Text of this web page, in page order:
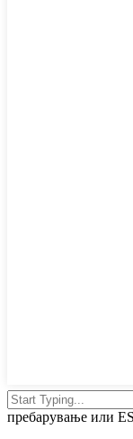
пребарување или